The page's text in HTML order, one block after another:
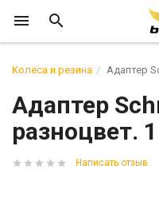
Колеса и резина Адаптер
Адаптер
разноцвет.
Написать отзыв